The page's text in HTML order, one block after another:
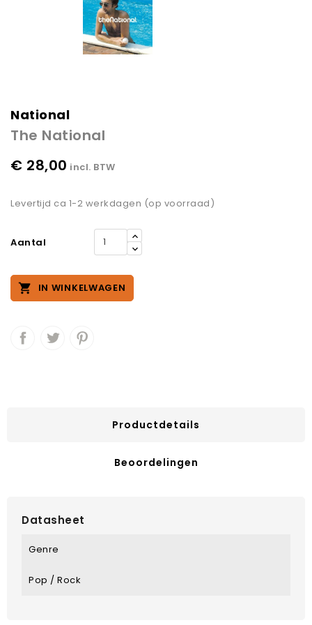
National
The National
€ 28,00 incl. BTW
Levertijd ca 1-2 werkdagen (op voorraad)
Aantal
 IN WINKELWAGEN
Productdetails
Beoordelingen
Datasheet
Genre
Pop / Rock